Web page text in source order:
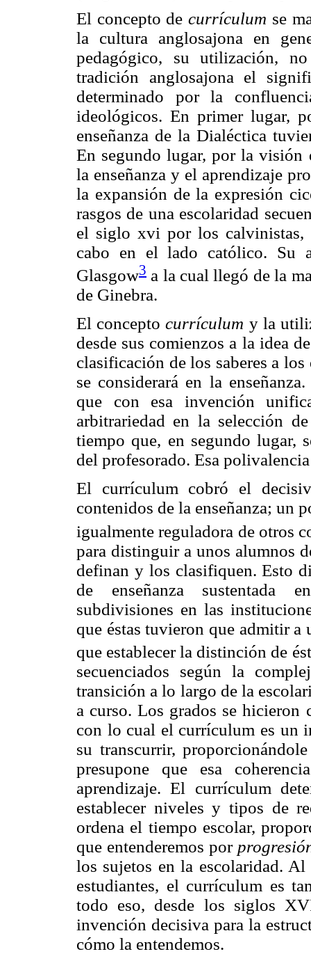
El concepto decurrículum se
la cultura anglosajona en
pedagógico, su utilización,
tradición anglosajona el
determinado por la
ideológicos. En primer lugar,
enseñanza de la Dialéctica
En segundo lugar, por la visión
la enseñanza y el aprendizaje
la expansión de la expresión
rasgos de una escolaridad
el siglo xvi por los calvinistas,
cabo en el lado católico. Su
Glasgow3 a la cual llegó de la
de Ginebra.
El conceptocurrículum y la
desde sus comienzos a la idea
clasificación de los saberes a
se considerará en la
que con esa invención
arbitrariedad en la selección
tiempo que, en segundo lugar,
del profesorado. Esa
El currículum cobró el
contenidos de la enseñanza; un
igualmente reguladora de otros
para distinguir a unos alumnos
definan y los clasifiquen. Esto
de enseñanza sustentada
subdivisiones en las
que éstas tuvieron que admitir
que establecer la distinción de
secuenciados según la
transición a lo largo de la
a curso. Los grados se hicieron
con lo cual el currículum es un
su transcurrir,
presupone que esa
aprendizaje. El currículum
establecer niveles y tipos de
ordena el tiempo escolar,
que entenderemos por
los sujetos en la escolaridad.
estudiantes, el currículum es
todo eso, desde los siglos
invención decisiva para la
cómo la entendemos.